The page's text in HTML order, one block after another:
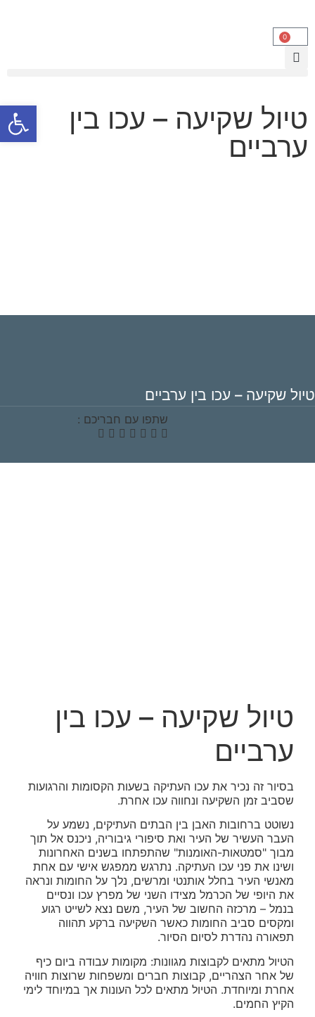
0
טיול שקיעה – עכו בין
ערביים
טיול שקיעה – עכו בין ערביים
שתפו עם חבריכם :
טיול שקיעה – עכו בין
ערביים
בסיור זה נכיר את עכו העתיקה בשעות הקסומות והרגועות
שסביב זמן השקיעה ונחווה עכו אחרת.
נשוטט ברחובות האבן בין הבתים העתיקים, נשמע על
העבר העשיר של העיר ואת סיפורי גיבוריה, ניכנס אל תוך
מבוך "סמטאות-האומנות" שהתפתחו בשנים האחרונות
ושינו את פני עכו העתיקה. נתרגש ממפגש אישי עם אחת
מאנשי העיר בחלל אותנטי ומרשים, נלך על החומות ונראה
את היופי של הכרמל מצידו השני של מפרץ עכו ונסיים
בנמל – מרכזה החשוב של העיר, משם נצא לשייט רגוע
ומקסים סביב החומות כאשר השקיעה ברקע תהווה
תפאורה נהדרת לסיום הסיור.
הטיול מתאים לקבוצות מגוונות: מקומות עבודה ביום כיף
של אחר הצהריים, קבוצות חברים ומשפחות שרוצות חוויה
אחרת ומיוחדת. הטיול מתאים לכל העונות אך במיוחד לימי
הקיץ החמים.
פתח